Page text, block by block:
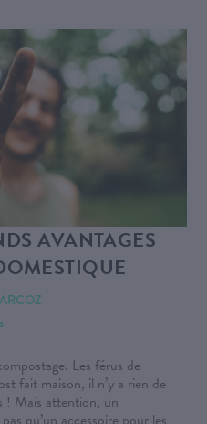
AVANTAGES
Les férus de
fait maison, il n’y a rien de
! Mais attention, un